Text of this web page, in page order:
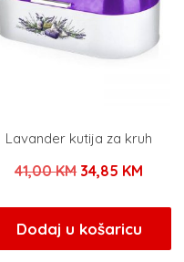
Lavander kutija za kruh
41,00KM Izvorna
bila
je:
34,85 KM
34,85
Dodaj u košaricu